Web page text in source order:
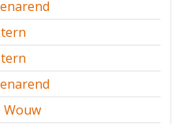
Wouw